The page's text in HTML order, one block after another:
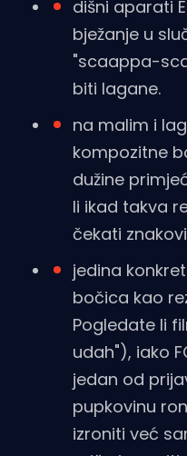
dišni aparati
bježanje u
"scaappa-
biti lagane.
na malim i
kompozitne
dužine
li ikad takva
čekati
jedina
bočica kao
Pogledate li
udah"), iako
jedan od
pupkovinu
izroniti već